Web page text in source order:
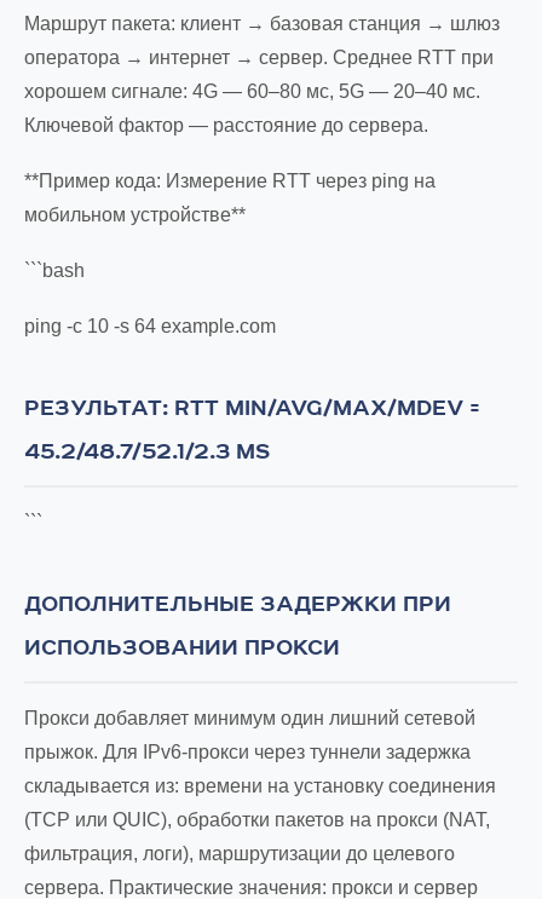
Маршрут пакета: клиент → базовая станция → шлюз
оператора → интернет → сервер. Среднее RTT при
хорошем сигнале: 4G — 60–80 мс, 5G — 20–40 мс.
Ключевой фактор — расстояние до сервера.
**Пример кода: Измерение RTT через ping на
мобильном устройстве**
```bash
ping -c 10 -s 64 example.com
РЕЗУЛЬТАТ: RTT MIN/AVG/MAX/MDEV =
45.2/48.7/52.1/2.3 MS
```
ДОПОЛНИТЕЛЬНЫЕ ЗАДЕРЖКИ ПРИ
ИСПОЛЬЗОВАНИИ ПРОКСИ
Прокси добавляет минимум один лишний сетевой
прыжок. Для IPv6-прокси через туннели задержка
складывается из: времени на установку соединения
(TCP или QUIC), обработки пакетов на прокси (NAT,
фильтрация, логи), маршрутизации до целевого
сервера. Практические значения: прокси и сервер